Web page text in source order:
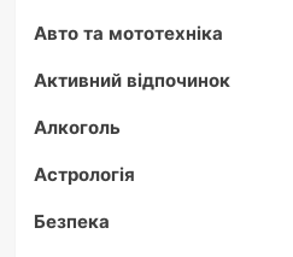
Авто та мототехніка
Активний відпочинок
Алкоголь
Астрологія
Безпека